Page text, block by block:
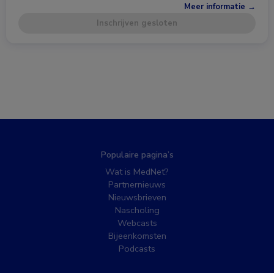
Meer informatie →
Inschrijven gesloten
Populaire pagina’s
Wat is MedNet?
Partnernieuws
Nieuwsbrieven
Nascholing
Webcasts
Bijeenkomsten
Podcasts